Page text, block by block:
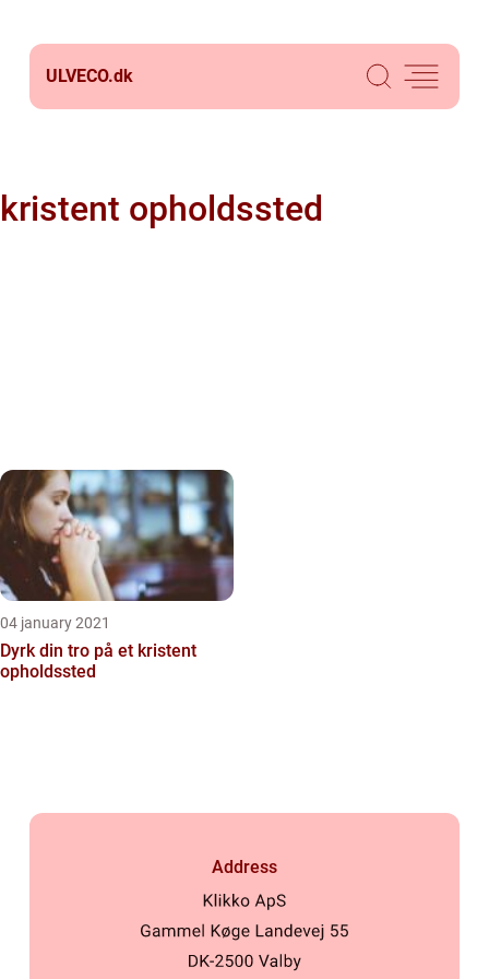
ULVECO.dk
kristent opholdssted
04 january 2021
Dyrk din tro på et kristent
opholdssted
Address